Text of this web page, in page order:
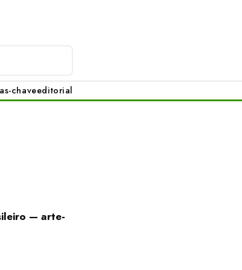
chaveeditorial
— arte-